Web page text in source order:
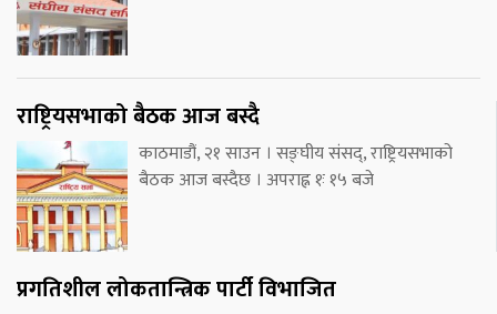
राष्ट्रियसभाको बैठक आज बस्दै
काठमाडौं, २१ साउन । सङ्घीय संसद्, राष्ट्रियसभाको
बैठक आज बस्दैछ । अपराह्न १ः १५ बजे
प्रगतिशील लोकतान्त्रिक पार्टी विभाजित